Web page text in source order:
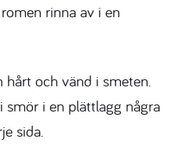
rinna av i en
hårt och vänd i smeten.
smör i en plättlagg några
sida.